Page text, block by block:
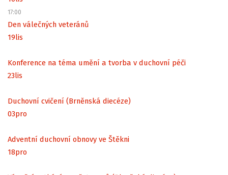
17:00
Den válečných veteránů
19lis
Konference na téma umění a tvorba v duchovní péči
23lis
Duchovní cvičení (Brněnská diecéze)
03pro
Adventní duchovní obnovy ve Štěkni
18pro